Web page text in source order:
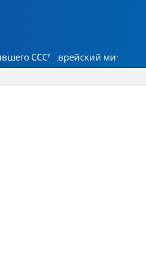
СССР Еврейский мир